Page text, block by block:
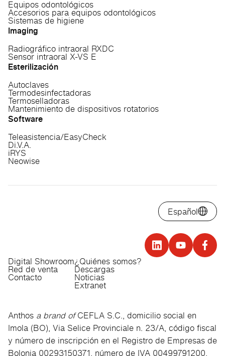
Equipos odontológicos
Accesorios para equipos odontológicos
Sistemas de higiene
Imaging
Radiográfico intraoral RXDC
Sensor intraoral X-VS E
Esterilización
Autoclaves
Termodesinfectadoras
Termoselladoras
Mantenimiento de dispositivos rotatorios
Software
Teleasistencia/EasyCheck
Di.V.A.
iRYS
Neowise
Digital Showroom
Red de venta
Contacto
¿Quiénes somos?
Descargas
Noticias
Extranet
Español
Anthos a brand ofCEFLA S.C., domicilio social en
Imola (BO), Via Selice Provinciale n. 23/A, código fiscal
y número de inscripción en el Registro de Empresas de
Bolonia 00293150371, número de IVA 00499791200,